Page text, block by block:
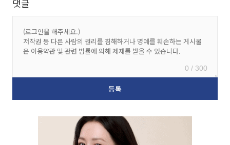
댓글
0 / 300